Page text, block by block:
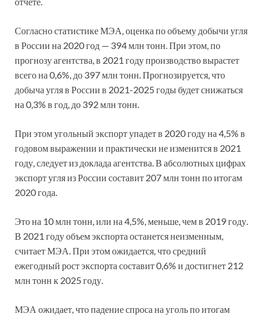
Согласно статистике МЭА, оценка по объему добычи угля
в России на 2020 год — 394 млн тонн. При этом, по
прогнозу агентства, в 2021 году производство вырастет
всего на 0,6%, до 397 млн тонн. Прогнозируется, что
добыча угля в России в 2021-2025 годы будет снижаться
на 0,3% в год, до 392 млн тонн.
При этом угольный экспорт упадет в 2020 году на 4,5% в
годовом выражении и практически не изменится в 2021
году, следует из доклада агентства. В абсолютных цифрах
экспорт угля из России составит 207 млн тонн по итогам
2020 года.
Это на 10 млн тонн, или на 4,5%, меньше, чем в 2019 году.
В 2021 году объем экспорта останется неизменным,
считает МЭА. При этом ожидается, что средний
ежегодный рост экспорта составит 0,6% и достигнет 212
млн тонн к 2025 году.
МЭА ожидает, что падение спроса на уголь по итогам